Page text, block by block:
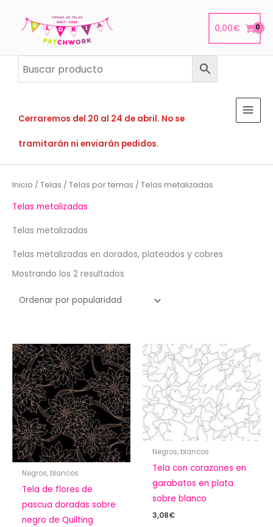
0,00€
Cerraremos del 20 al 24 de abril. No se
tramitarán ni enviarán pedidos.
Inicio / Telas / Telas por temas / Telas metalizadas
Telas metalizadas
Telas metalizadas
Telas metalizadas en dorados, plateados y cobres
Mostrando los 2 resultados
Negros, blancos
Tela de flores de
pascua doradas sobre
negro de Quilting
Negros, blancos
Tela con corazones en
garabatos en plata
sobre blanco
3,08€